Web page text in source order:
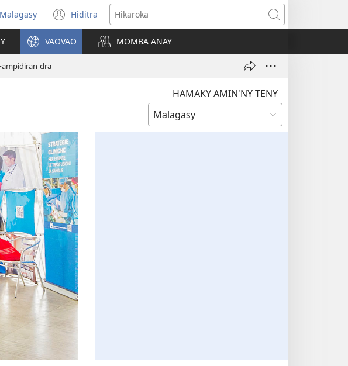
Hifidy
fiteny
Malagasy Hiditra
(manokatra
rohy)
Hikaroka
VAOVAO MOMBA ANAY
dra
HAMAKY AMIN'NY TENY